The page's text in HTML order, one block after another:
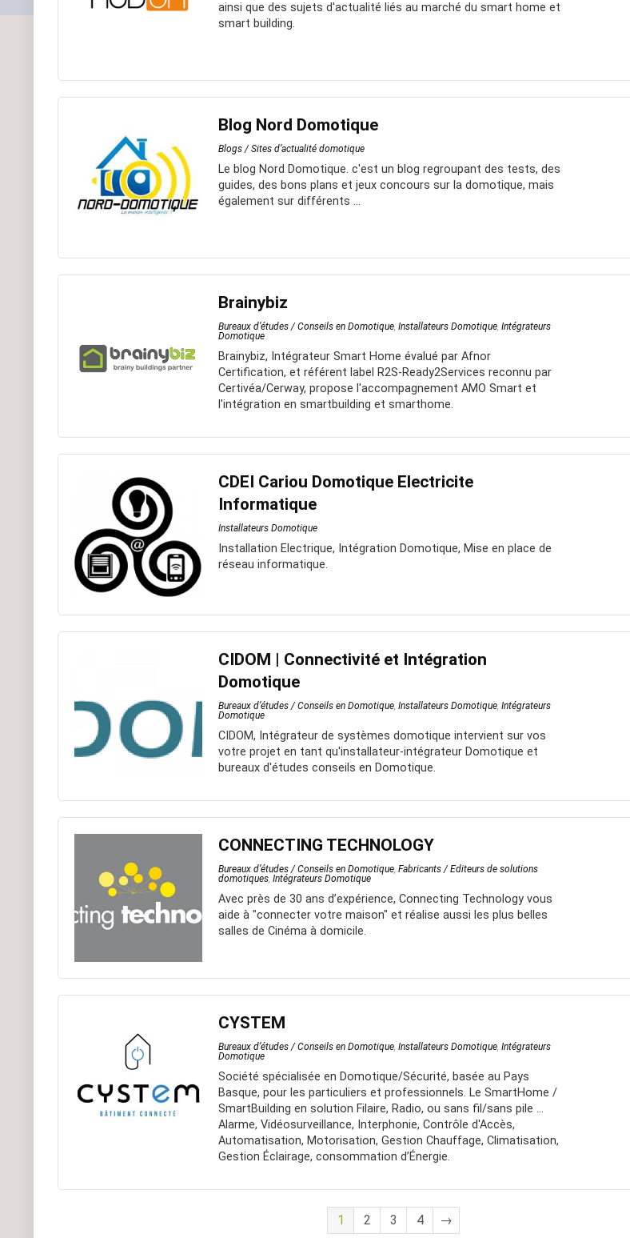
ainsi que des sujets d'actualité liés au marché du smart home et
smart building.
Blog Nord Domotique
Blogs / Sites d’actualité domotique
Le blog Nord Domotique. c'est un blog regroupant des tests, des
guides, des bons plans et jeux concours sur la domotique, mais
également sur différents ...
Brainybiz
Bureaux d’études / Conseils en Domotique, Installateurs Domotique, Intégrateurs
Domotique
Brainybiz, Intégrateur Smart Home évalué par Afnor
Certification, et référent label R2S-Ready2Services reconnu par
Certivéa/Cerway, propose l'accompagnement AMO Smart et
l'intégration en smartbuilding et smarthome.
CDEI Cariou Domotique Electricite
Informatique
Installateurs Domotique
Installation Electrique, Intégration Domotique, Mise en place de
réseau informatique.
CIDOM | Connectivité et Intégration
Domotique
Bureaux d’études / Conseils en Domotique, Installateurs Domotique, Intégrateurs
Domotique
CIDOM, Intégrateur de systèmes domotique intervient sur vos
votre projet en tant qu'installateur-intégrateur Domotique et
bureaux d'études conseils en Domotique.
CONNECTING TECHNOLOGY
Bureaux d’études / Conseils en Domotique, Fabricants / Editeurs de solutions
domotiques, Intégrateurs Domotique
Avec près de 30 ans d’expérience, Connecting Technology vous
aide à "connecter votre maison" et réalise aussi les plus belles
salles de Cinéma à domicile.
CYSTEM
Bureaux d’études / Conseils en Domotique, Installateurs Domotique, Intégrateurs
Domotique
Société spécialisée en Domotique/Sécurité, basée au Pays
Basque, pour les particuliers et professionnels. Le SmartHome /
SmartBuilding en solution Filaire, Radio, ou sans fil/sans pile ...
Alarme, Vidéosurveillance, Interphonie, Contrôle d'Accès,
Automatisation, Motorisation, Gestion Chauffage, Climatisation,
Gestion Éclairage, consommation d’Énergie.
1 2 3 4 →